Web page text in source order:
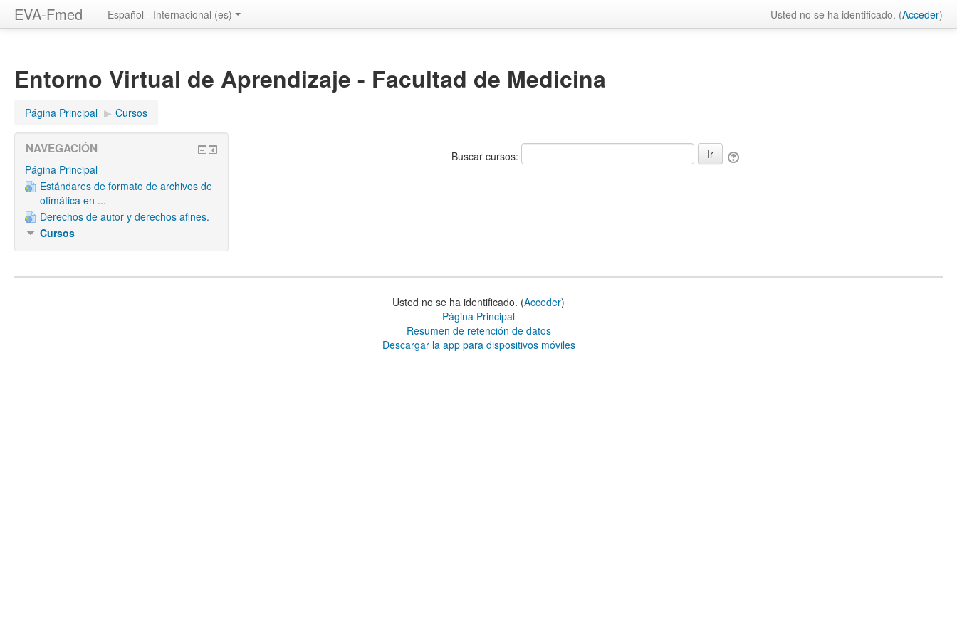
EVA-Fmed Usted no se ha identificado. (Acceder)
Español - Internacional ‎(es)‎
Entorno Virtual de Aprendizaje - Facultad de Medicina
Página Principal ▶︎ Cursos
Buscar cursos:
NAVEGACIÓN
Página Principal
Estándares de formato de archivos de
ofimática en ...
Derechos de autor y derechos afines.
Cursos
Usted no se ha identificado. (Acceder)
Página Principal
Resumen de retención de datos
Descargar la app para dispositivos móviles